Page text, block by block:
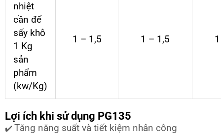
nhiệt
cần để
sấy khô
1 Kg
sản
phẩm
(kw/Kg)
1 – 1,5 1 – 1,5
Lợi ích khi sử dụng PG135
✔️ Tăng năng suất và tiết kiệm nhân công